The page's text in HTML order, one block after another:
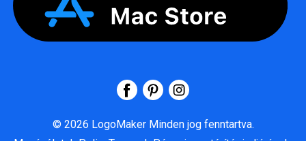
© 2026 LogoMaker Minden jog fenntartva.